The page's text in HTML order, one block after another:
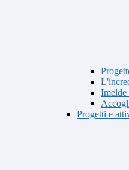
Imelde
Progetti e